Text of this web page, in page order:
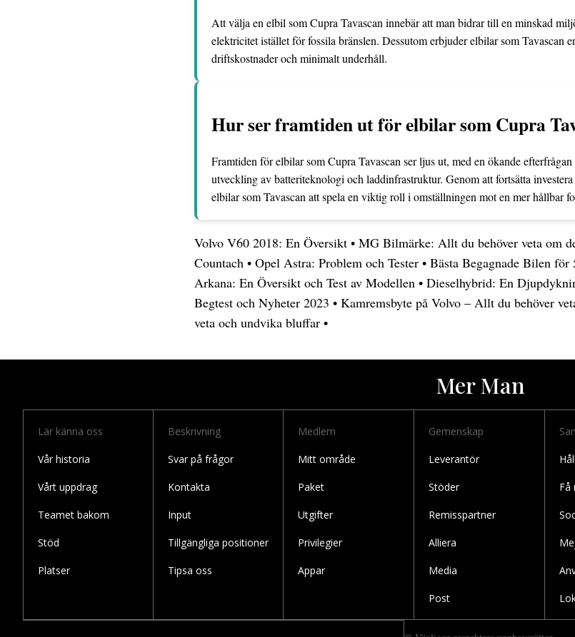
Att välja en elbil som Cupra Tavascan innebär att man bidrar till en minskad
elektricitet istället för fossila bränslen. Dessutom erbjuder elbilar som Tavascan
driftskostnader och minimalt underhåll.
Hur ser framtiden ut för elbilar som Cupra
Framtiden för elbilar som Cupra Tavascan ser ljus ut, med en ökande
utveckling av batteriteknologi och laddinfrastruktur. Genom att fortsätta
elbilar som Tavascan att spela en viktig roll i omställningen mot en mer hållbar
Volvo V60 2018: En Översikt • MG Bilmärke: Allt du behöver veta om
Countach • Opel Astra: Problem och Tester • Bästa Begagnade Bilen
Arkana: En Översikt och Test av Modellen • Dieselhybrid: En
Begtest och Nyheter 2023 • Kamremsbyte på Volvo – Allt du behöver
veta och undvika bluffar •
Mer Man
Lär känna oss
Vår historia
Vårt uppdrag
Teamet bakom
Stöd
Platser
Beskrivning
Svar på frågor
Kontakta
Input
Tillgängliga positioner
Tipsa oss
Medlem
Mitt område
Paket
Utgifter
Privilegier
Appar
Gemenskap
Leverantör
Stöder
Remisspartner
Alliera
Media
Post
Få